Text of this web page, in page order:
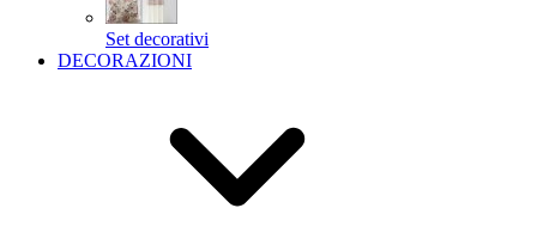
Set decorativi
DECORAZIONI